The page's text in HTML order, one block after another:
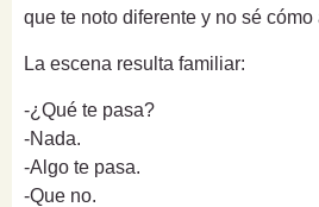
que te noto diferente y no sé cómo
La escena resulta familiar:
-¿Qué te pasa?
-Nada.
-Algo te pasa.
-Que no.